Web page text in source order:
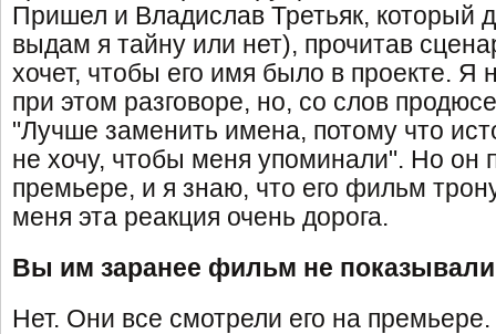
Пришел и Владислав Третьяк, который
выдам я тайну или нет), прочитав
хочет, чтобы его имя было в проекте. Я
при этом разговоре, но, со слов
"Лучше заменить имена, потому что
не хочу, чтобы меня упоминали". Но он
премьере, и я знаю, что его фильм
меня эта реакция очень дорога.
Вы им заранее фильм не
Нет. Они все смотрели его на премьере.